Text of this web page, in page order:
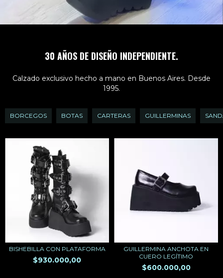
30 AÑOS DE DISEÑO INDEPENDIENTE.
Calzado exclusivo hecho a mano en Buenos Aires. Desde
1995.
BORCEGOS BOTAS CARTERAS GUILLERMINAS
BISHEBILLA CON PLATAFORMA
$930.000,00
GUILLERMINA ANCHOTA EN
CUERO LEGÍTIMO
$600.000,00